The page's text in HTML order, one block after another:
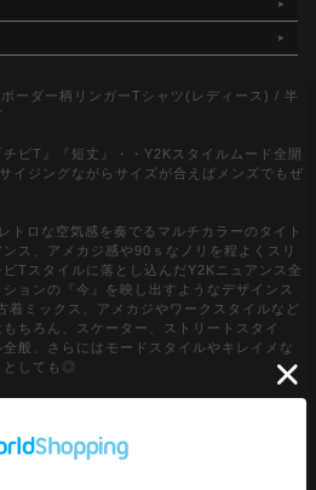
ーダー柄リンガーTシャツ(レディース) / 半
ビT』『短丈』・・Y2Kスタイルムード全開
イジングながらサイズが合えばメンズでもぜ
トロな空気感を奏でるマルチカラーのタイト
ス、アメカジ感や90ｓなノリを程よくスリ
Tスタイルに落とし込んだY2Kニュアンス全
ョンの『今』を映し出すようなデザインス
着ミックス、アメカジやワークスタイルなど
ちろん、スケーター、ストリートスタイ
般、さらにはモードスタイルやキレイメな
としても◎